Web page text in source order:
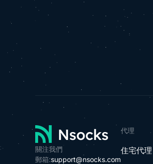
關注我們
郵箱:support@nsocks.com
代理
住宅代理